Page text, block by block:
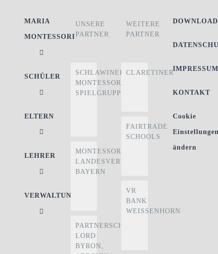
MARIA
MONTESSORI
SCHÜLER
ELTERN
LEHRER
VERWALTUNG
UNSERE
PARTNER
SCHLAWINER
MONTESSORI-
SPIELGRUPPE
MONTESSORI
LANDESVERBAND
BAYERN
PARTNERSCHULE
LORD
BYRON,
WEITERE
PARTNER
CLARETINER
FAIRTRADE
SCHOOLS
VR
BANK
WEISSENHORN
IMPRESSUM
KONTAKT
Cookie
ändern